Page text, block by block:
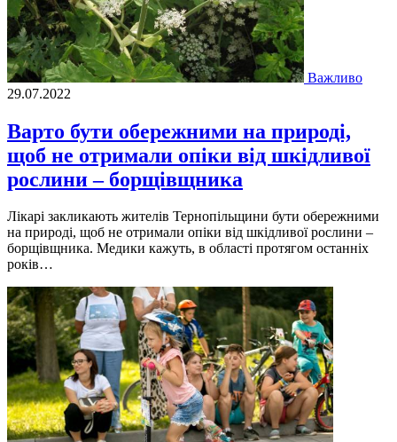
Важливо
29.07.2022
Варто бути обережними на природі,
щоб не отримали опіки від шкідливої
рослини – борщівщника
Лiкарi закликають жителiв Тернопiльщини бути обережними
на природi, щоб не отримали опiки вiд шкiдливої рослини –
борщiвщника. Медики кажуть, в областi протягом останнiх
рокiв…